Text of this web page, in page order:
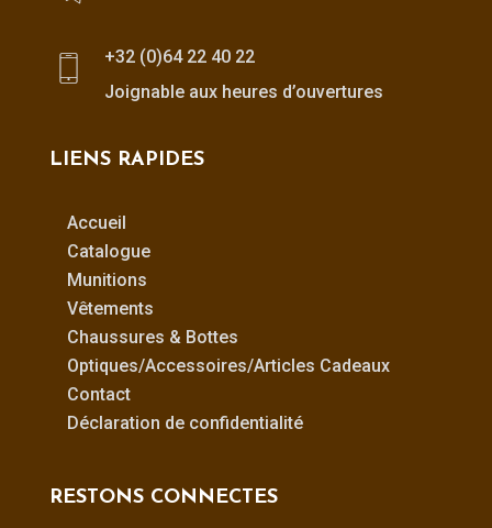
+32 (0)64 22 40 22
Joignable aux heures d’ouvertures
LIENS RAPIDES
Accueil
Catalogue
Munitions
Vêtements
Chaussures & Bottes
Optiques/Accessoires/Articles Cadeaux
Contact
Déclaration de confidentialité
RESTONS CONNECTES